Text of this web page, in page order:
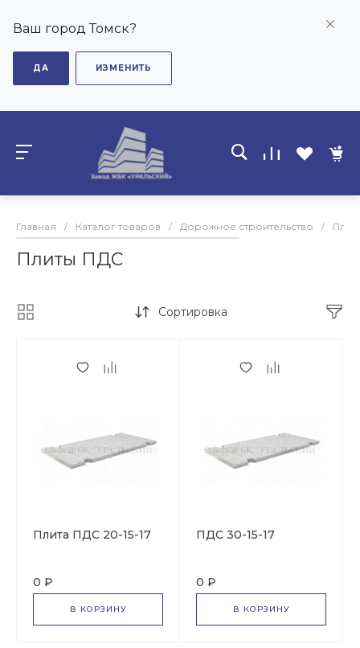
Ваш город Томск?
ДА ИЗМЕНИТЬ
Главная / Каталог товаров / Дорожное строительство /
Плиты ПДС
Сортировка
Плита ПДС 20-15-17
0 ₽
В КОРЗИНУ
ПДС 30-15-17
0 ₽
В КОРЗИНУ